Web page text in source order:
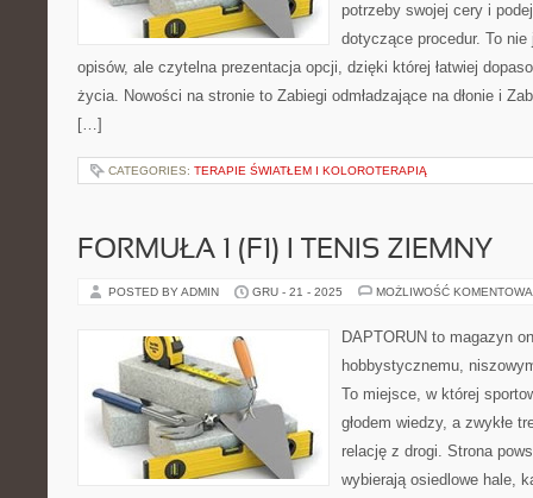
potrzeby swojej cery i
dotyczące procedur. To
opisów, ale czytelna prezentacja opcji, dzięki której łatwiej
życia. Nowości na stronie to Zabiegi odmładzające na dłonie i
[…]
CATEGORIES: TERAPIE ŚWIATŁEM I KOLOROTERAPIĄ
FORMUŁA 1 (F1) I TENIS ZIEMNY
POSTED BY ADMIN GRU - 21 - 2025 MOŻLIWOŚĆ
DAPTORUN to magazyn
hobbystycznemu,
To miejsce, w której
głodem wiedzy, a zwykłe
relację z drogi. Strona
wybierają osiedlowe hale,